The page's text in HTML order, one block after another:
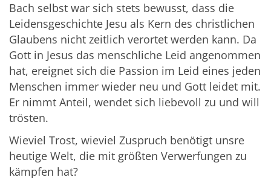
Bach selbst war sich stets bewusst, dass die
Leidensgeschichte Jesu als Kern des christlichen
Glaubens nicht zeitlich verortet werden kann. Da
Gott in Jesus das menschliche Leid angenommen
hat, ereignet sich die Passion im Leid eines jeden
Menschen immer wieder neu und Gott leidet mit.
Er nimmt Anteil, wendet sich liebevoll zu und will
trösten.
Wieviel Trost, wieviel Zuspruch benötigt unsre
heutige Welt, die mit größten Verwerfungen zu
kämpfen hat?